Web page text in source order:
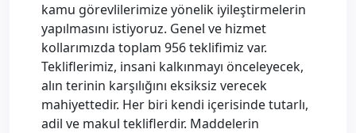
kamu görevlilerimize yönelik iyileştirmelerin
yapılmasını istiyoruz. Genel ve hizmet
kollarımızda toplam 956 teklifimiz var.
Tekliflerimiz, insani kalkınmayı önceleyecek,
alın terinin karşılığını eksiksiz verecek
mahiyettedir. Her biri kendi içerisinde tutarlı,
adil ve makul tekliflerdir. Maddelerin